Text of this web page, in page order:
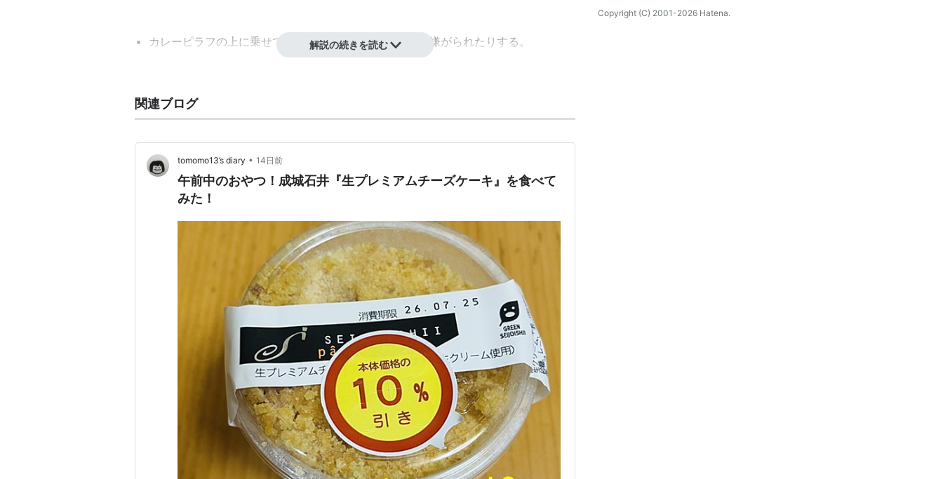
カレーピラフの上に乗せて甘さと辛さの両立を嫌う人に嫌がられたりする。
解説の続きを読む
関連ブログ
tomomo13’s diary • 14日前
午前中のおやつ！成城石井『生プレミアムチーズケーキ』を食べて
みた！
Copyright (C) 2001-2026 Hatena.